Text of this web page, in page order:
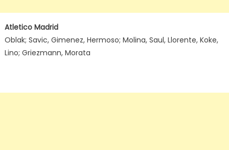
Atletico Madrid
Oblak; Savic, Gimenez, Hermoso; Molina, Saul, Llorente, Koke,
Lino; Griezmann, Morata